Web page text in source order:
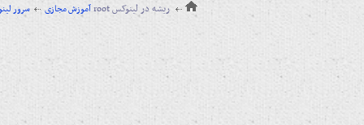
آموزش مجازی سرور تغییر پسورد کاربر root ریشه در لینوکس